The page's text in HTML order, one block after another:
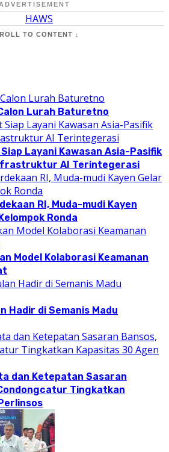
TO CONTENT ↓
Lurah Baturetno
Layani Kawasan Asia-Pasifik
AI Terintegerasi
RI, Muda-mudi Kayen
Ronda
Model Kolaborasi Keamanan
Hadir di Semanis Madu
dan Ketepatan Sasaran
Tingkatkan